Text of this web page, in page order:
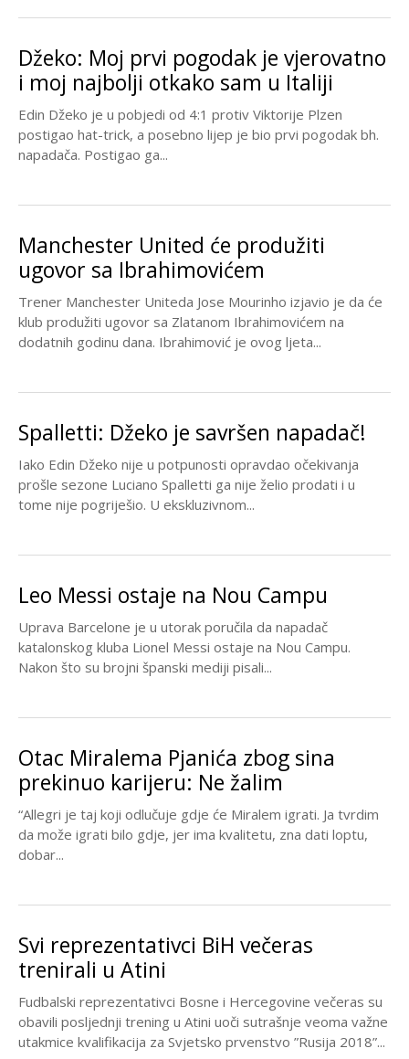
Džeko: Moj prvi pogodak je vjerovatno
i moj najbolji otkako sam u Italiji
Edin Džeko je u pobjedi od 4:1 protiv Viktorije Plzen
postigao hat-trick, a posebno lijep je bio prvi pogodak bh.
napadača. Postigao ga...
Manchester United će produžiti
ugovor sa Ibrahimovićem
Trener Manchester Uniteda Jose Mourinho izjavio je da će
klub produžiti ugovor sa Zlatanom Ibrahimovićem na
dodatnih godinu dana. Ibrahimović je ovog ljeta...
Spalletti: Džeko je savršen napadač!
Iako Edin Džeko nije u potpunosti opravdao očekivanja
prošle sezone Luciano Spalletti ga nije želio prodati i u
tome nije pogriješio. U ekskluzivnom...
Leo Messi ostaje na Nou Campu
Uprava Barcelone je u utorak poručila da napadač
katalonskog kluba Lionel Messi ostaje na Nou Campu.
Nakon što su brojni španski mediji pisali...
Otac Miralema Pjanića zbog sina
prekinuo karijeru: Ne žalim
“Allegri je taj koji odlučuje gdje će Miralem igrati. Ja tvrdim
da može igrati bilo gdje, jer ima kvalitetu, zna dati loptu,
dobar...
Svi reprezentativci BiH večeras
trenirali u Atini
Fudbalski reprezentativci Bosne i Hercegovine večeras su
obavili posljednji trening u Atini uoči sutrašnje veoma važne
utakmice kvalifikacija za Svjetsko prvenstvo ”Rusija 2018”...